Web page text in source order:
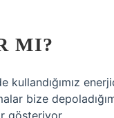
MI?
bize
gösteriyor.